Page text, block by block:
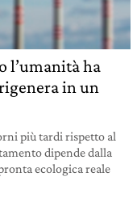
l’umanità ha
in un
più tardi rispetto al
dipende dalla
ecologica reale